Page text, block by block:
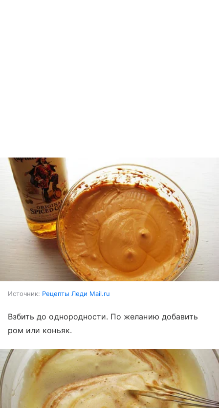
Источник: Рецепты Леди Mail.ru
Взбить до однородности. По желанию добавить
ром или коньяк.